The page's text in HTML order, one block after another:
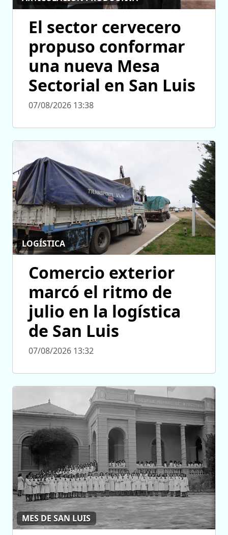
El sector cervecero
propuso conformar
una nueva Mesa
Sectorial en San Luis
07/08/2026 13:38
LOGÍSTICA
Comercio exterior
marcó el ritmo de
julio en la logística
de San Luis
07/08/2026 13:32
MES DE SAN LUIS